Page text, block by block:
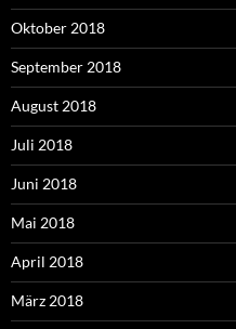
Oktober 2018
September 2018
August 2018
Juli 2018
Juni 2018
Mai 2018
April 2018
März 2018